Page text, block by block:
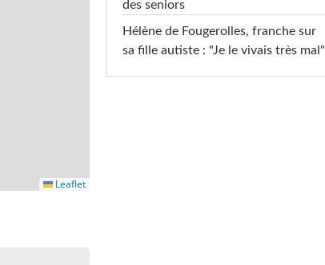
Leaflet
des seniors
Hélène de Fougerolles, franche sur
sa fille autiste : "Je le vivais très mal"